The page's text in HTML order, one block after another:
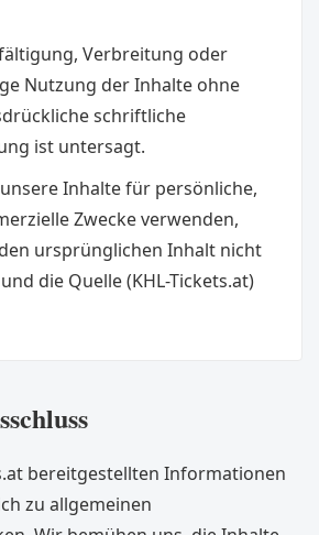
Verbreitung oder
Nutzung der Inhalte ohne
schriftliche
ist untersagt.
Inhalte für persönliche,
Zwecke verwenden,
ursprünglichen Inhalt nicht
die Quelle (KHL-Tickets.at)
bereitgestellten Informationen
zu allgemeinen